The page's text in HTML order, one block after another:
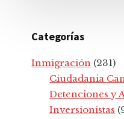
Categorías
Inmigración (231)
Ciudadania
Detenciones y
Inversionistas